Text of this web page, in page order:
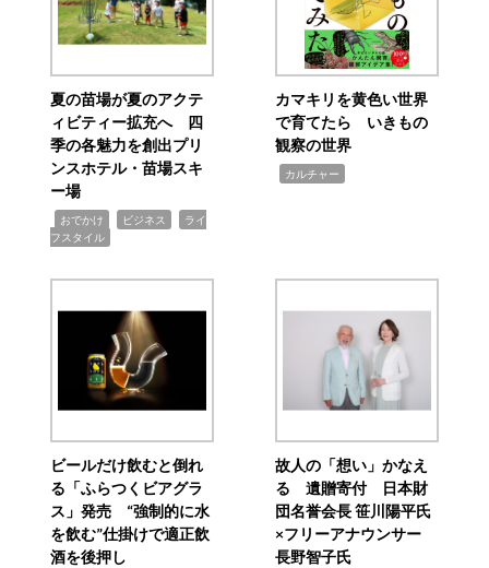
夏の苗場が夏のアクテ
ィビティー拡充へ 四
季の各魅力を創出プリ
ンスホテル・苗場スキ
ー場
おでかけ ビジネス
ライ
フスタイル
カマキリを黄色い世界
で育てたら いきもの
観察の世界
カルチャー
ビールだけ飲むと倒れ
る「ふらつくビアグラ
ス」発売 “強制的に水
を飲む”仕掛けで適正飲
酒を後押し
故人の「想い」かなえ
る 遺贈寄付 日本財
団名誉会長 笹川陽平氏
×フリーアナウンサー
長野智子氏